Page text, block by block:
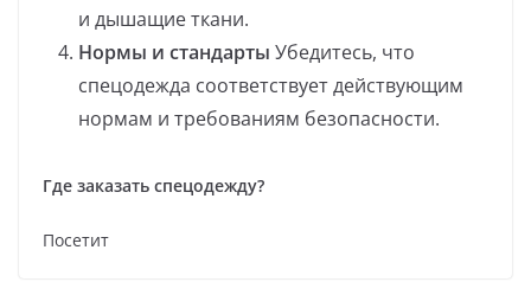
и дышащие ткани.
Нормы и стандарты Убедитесь, что
спецодежда соответствует действующим
нормам и требованиям безопасности.
Где заказать спецодежду?
Посетит